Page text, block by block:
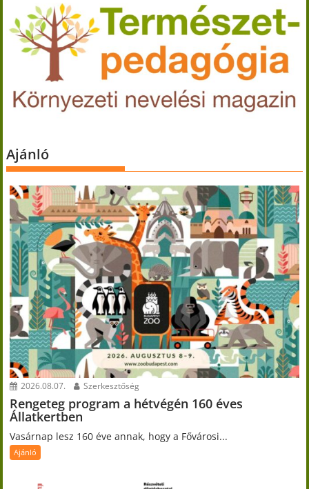
Ajánló
2026.08.07. Szerkesztőség
Rengeteg program a hétvégén 160 éves
Állatkertben
Vasárnap lesz 160 éve annak, hogy a Fővárosi...
Ajánló